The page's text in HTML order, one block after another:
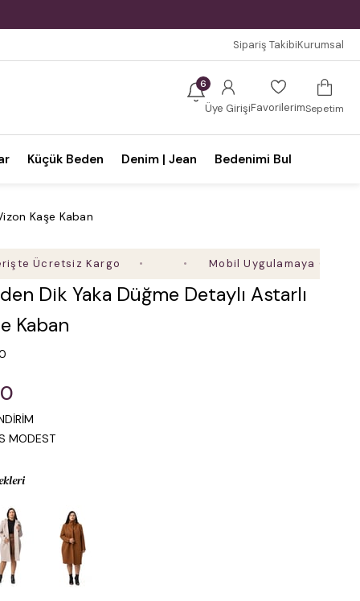
Sipariş TakibiKurumsal
6
Üye GirişiFavorilerimSepetim
Küçük Beden Denim | Jean Bedenimi Bul
Kaşe Kaban
Ücretsiz Kargo Mobil Uygulamaya Özel Ek %5
Dik Yaka Düğme Detaylı Astarlı
Kaban
MODEST